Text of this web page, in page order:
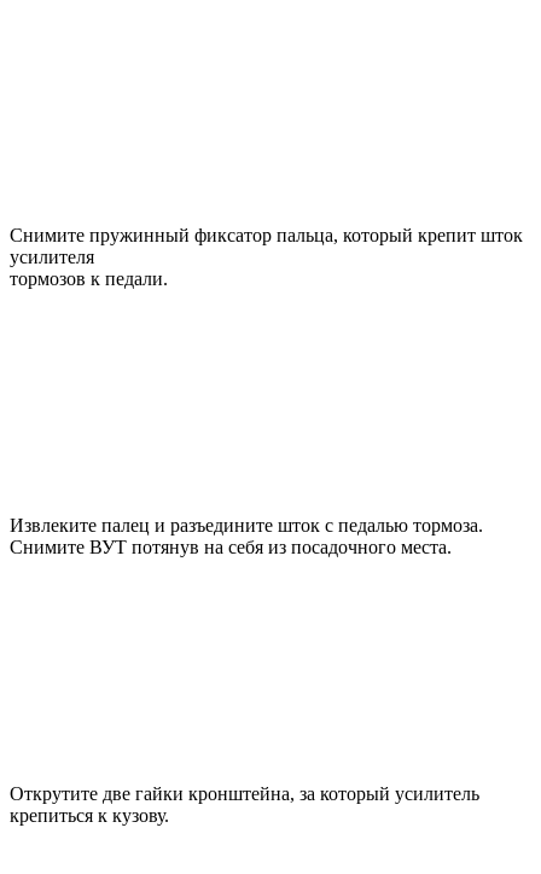
Снимите пружинный фиксатор пальца, который крепит шток
усилителя
тормозов к педали.
Извлеките палец и разъедините шток с педалью тормоза.
Снимите ВУТ потянув на себя из посадочного места.
Открутите две гайки кронштейна, за который усилитель
крепиться к кузову.